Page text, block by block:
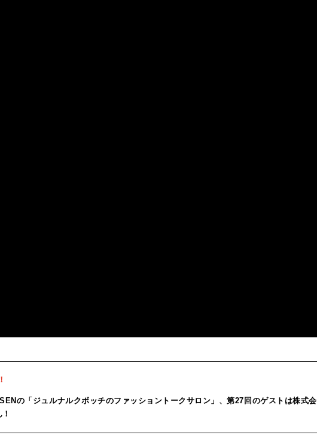
の「ジュルナルクボッチのファッショントークサロン」、第27回のゲストは株式会